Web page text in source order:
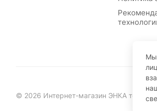
© 2026 Интернет-магазин ЭНКА техника
Мы